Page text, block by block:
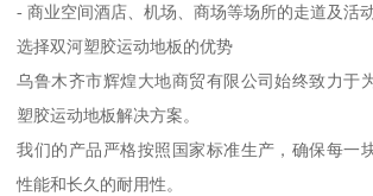
- 商业空间酒店、机场、商场等场所的走道及活动
选择双河塑胶运动地板的优势
乌鲁木齐市辉煌大地商贸有限公司始终致力于
塑胶运动地板解决方案。
我们的产品严格按照国家标准生产，确保每一
性能和长久的耐用性。